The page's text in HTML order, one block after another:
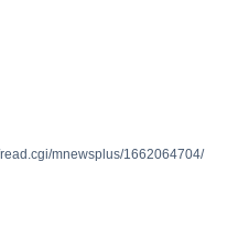
mnewsplus/1662064704/